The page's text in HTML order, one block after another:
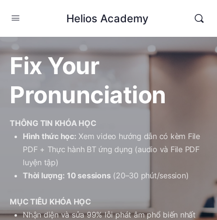
Helios Academy
Fix Your
Pronunciation
THÔNG TIN KHÓA HỌC
Hình thức học: Xem video hướng dẫn có kèm File
PDF + Thực hành BT ứng dụng (audio và File PDF
luyện tập)
Thời lượng: 10 sessions(20–30 phút/session)
MỤC TIÊU KHÓA HỌC
Nhận diện và sửa 99% lỗi phát âm phổ biến nhất